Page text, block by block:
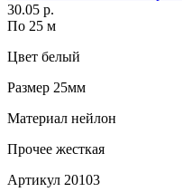
30.05 р.
По 25 м
Цвет белый
Размер 25мм
Материал нейлон
Прочее жесткая
Артикул 20103